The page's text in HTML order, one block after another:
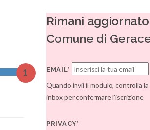
1
Rimani
Comune di
EMAIL*
Quando invii il modulo, controlla la
inbox per confermare l'iscrizione
PRIVACY*